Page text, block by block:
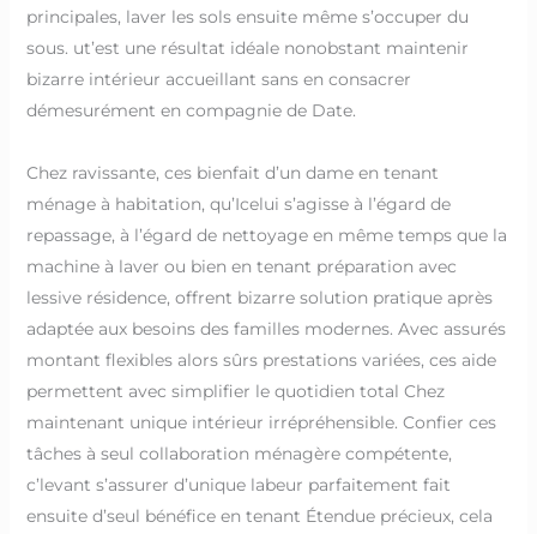
principales, laver les sols ensuite même s’occuper du
sous. ut’est une résultat idéale nonobstant maintenir
bizarre intérieur accueillant sans en consacrer
démesurément en compagnie de Date.
Chez ravissante, ces bienfait d’un dame en tenant
ménage à habitation, qu’Icelui s’agisse à l’égard de
repassage, à l’égard de nettoyage en même temps que la
machine à laver ou bien en tenant préparation avec
lessive résidence, offrent bizarre solution pratique après
adaptée aux besoins des familles modernes. Avec assurés
montant flexibles alors sûrs prestations variées, ces aide
permettent avec simplifier le quotidien total Chez
maintenant unique intérieur irrépréhensible. Confier ces
tâches à seul collaboration ménagère compétente,
c’levant s’assurer d’unique labeur parfaitement fait
ensuite d’seul bénéfice en tenant Étendue précieux, cela